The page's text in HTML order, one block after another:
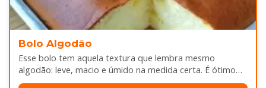
Bolo Algodão
Esse bolo tem aquela textura que lembra mesmo
algodão: leve, macio e úmido na medida certa. É ótimo
pra servir…